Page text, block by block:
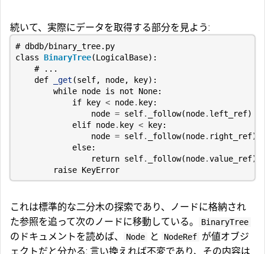
続いて、実際にデータを取得する部分を見よう:
# dbdb/binary_tree.py
class BinaryTree(LogicalBase):
# ...
def
_get (self, node, key):
while node is not None:
if
key < node. key:
node = self. _follow(node. left_ref)
elif node. key < key:
node = self. _follow(node. right_ref)
else:
return self. _follow(node.value_ref)
raise KeyError
これは標準的な二分木の探索であり、ノードに格納され
た参照を追って次のノードに移動している。
BinaryTree
のドキュメントを読めば、 Node と NodeRef が値オブジ
ェクトだと分かる: 言い換えれば不変であり、その内容は